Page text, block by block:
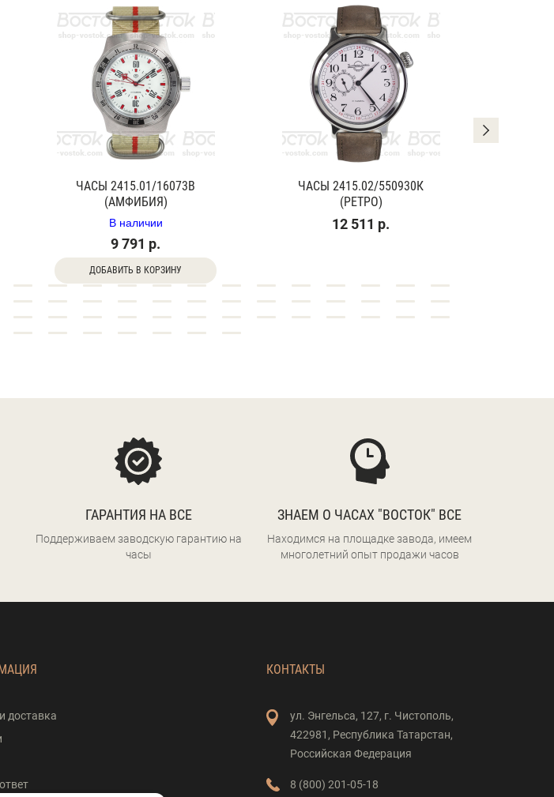
ЧАСЫ 2415.01/16073В
(АМФИБИЯ)
В наличии
9 791 р.
ДОБАВИТЬ В КОРЗИНУ
ЧАСЫ 2415.02/550930К
(РЕТРО)
12 511 р.
ГАРАНТИЯ НА ВСЕ
Поддерживаем заводскую гарантию на
часы
ЗНАЕМ О ЧАСАХ "ВОСТОК" ВСЕ
Находимся на площадке завода, имеем
многолетний опыт продажи часов
доставка
КОНТАКТЫ
ул. Энгельса, 127, г. Чистополь,
422981, Республика Татарстан,
Российская Федерация
8 (800) 201-05-18